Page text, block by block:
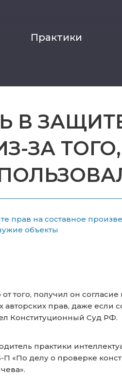
Практики
В
ЗА
прав на составное
объекты
того, получил он
прав, даже
Конституционный Суд РФ.
практики
делу о проверке